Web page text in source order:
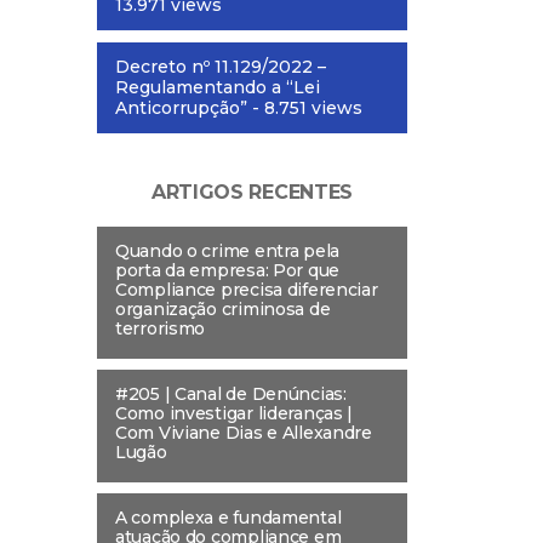
13.971 views
Decreto nº 11.129/2022 –
Regulamentando a “Lei
Anticorrupção” - 8.751 views
ARTIGOS RECENTES
Quando o crime entra pela
porta da empresa: Por que
Compliance precisa diferenciar
organização criminosa de
terrorismo
#205 | Canal de Denúncias:
Como investigar lideranças |
Com Viviane Dias e Allexandre
Lugão
A complexa e fundamental
atuação do compliance em